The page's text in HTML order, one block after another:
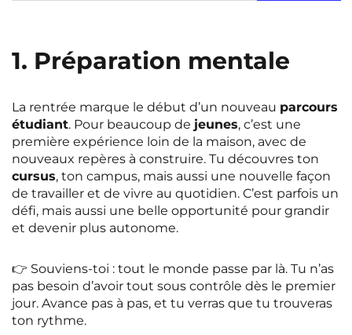
Voir toutes les villes
Saint-Ouen Strasbourg
Toulouse NEW! Tours
Valenciennes Vichy
1. Préparation mentale
La rentrée marque le début d’un nouveau parcours
étudiant. Pour beaucoup de jeunes, c’est une
première expérience loin de la maison, avec de
nouveaux repères à construire. Tu découvres ton
cursus, ton campus, mais aussi une nouvelle façon
de travailler et de vivre au quotidien. C’est parfois un
défi, mais aussi une belle opportunité pour grandir
et devenir plus autonome.
👉 Souviens-toi : tout le monde passe par là. Tu n’as
pas besoin d’avoir tout sous contrôle dès le premier
jour. Avance pas à pas, et tu verras que tu trouveras
ton rythme.